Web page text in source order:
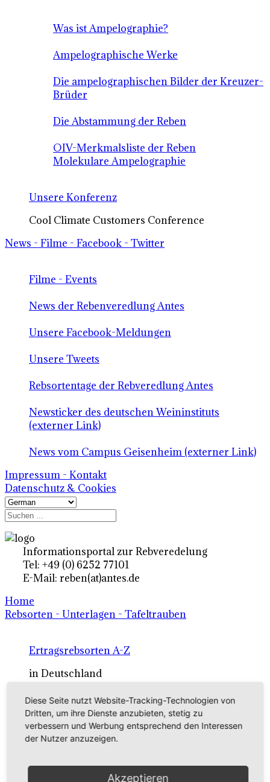
Was ist Ampelographie?
Ampelographische Werke
Die ampelographischen Bilder der Kreuzer-
Brüder
Die Abstammung der Reben
OIV-Merkmalsliste der Reben
Molekulare Ampelographie
Unsere Konferenz
Cool Climate Customers Conference
News - Filme - Facebook - Twitter
Filme - Events
News der Rebenveredlung Antes
Unsere Facebook-Meldungen
Unsere Tweets
Rebsortentage der Rebveredlung Antes
Newsticker des deutschen Weininstituts
(externer Link)
News vom Campus Geisenheim (externer Link)
Impressum - Kontakt
Datenschutz & Cookies
Informationsportal zur Rebveredelung
Tel: +49 (0) 6252 77101
E-Mail: reben(at)antes.de
Home
Rebsorten - Unterlagen - Tafeltrauben
Ertragsrebsorten A-Z
in Deutschland
Rebsorten international
externe Links
Tafeltraubensorten
Diese Seite nutzt Website-Tracking-Technologien von
Dritten, um ihre Dienste anzubieten, stetig zu
verbessern und Werbung entsprechend den Interessen
der Nutzer anzuzeigen.
Akzeptieren